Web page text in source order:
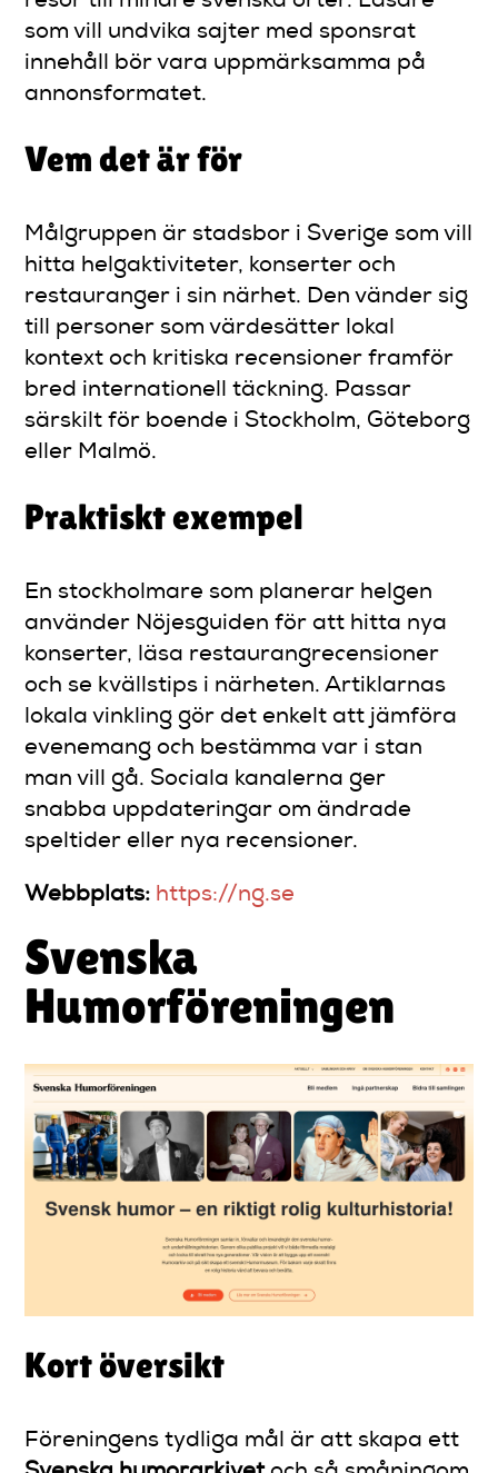
som vill undvika sajter med sponsrat
innehåll bör vara uppmärksamma på
annonsformatet.
Vem det är för
Målgruppen är stadsbor i Sverige som vill
hitta helgaktiviteter, konserter och
restauranger i sin närhet. Den vänder sig
till personer som värdesätter lokal
kontext och kritiska recensioner framför
bred internationell täckning. Passar
särskilt för boende i Stockholm, Göteborg
eller Malmö.
Praktiskt exempel
En stockholmare som planerar helgen
använder Nöjesguiden för att hitta nya
konserter, läsa restaurangrecensioner
och se kvällstips i närheten. Artiklarnas
lokala vinkling gör det enkelt att jämföra
evenemang och bestämma var i stan
man vill gå. Sociala kanalerna ger
snabba uppdateringar om ändrade
speltider eller nya recensioner.
Webbplats: https://ng.se
Svenska
Humorföreningen
Kort översikt
Föreningens tydliga mål är att skapa ett